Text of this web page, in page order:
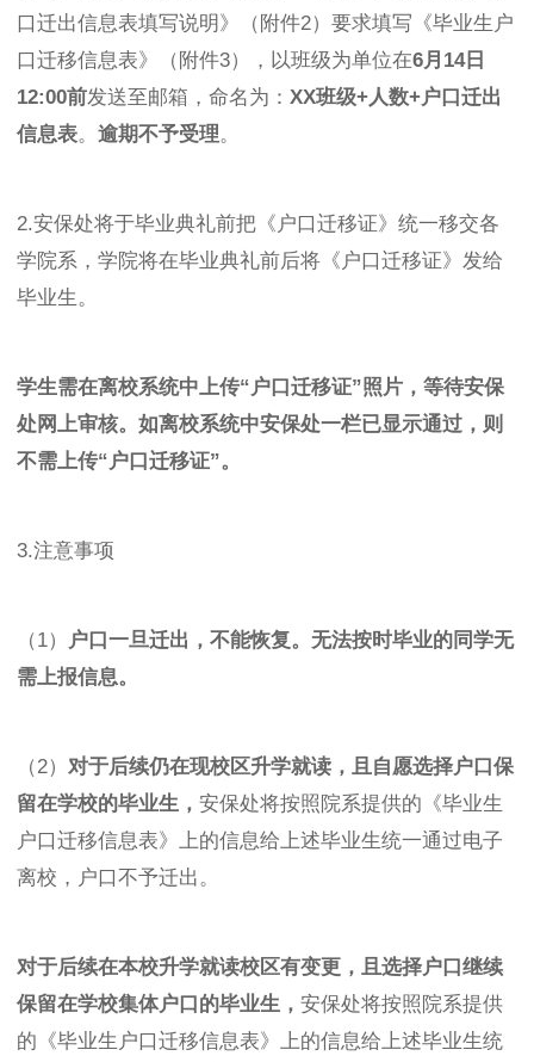
口迁出信息表填写说明》（附件2）要求填写《毕业生户
口迁移信息表》（附件3），以班级为单位在6月14日
12:00前发送至邮箱 ，命名为： XX班级+人数+户口迁出
信息表。 逾期不予受理。
2.安保处将于毕业典礼前把《户口迁移证》统一移交各
学院系，学院将在毕业典礼前后将《户口迁移证》发给
毕业生。
学生需在离校系统中上传“户口迁移证”照片，等待安保
处网上审核。如离校系统中安保处一栏已显示通过，则
不需上传“户口迁移证”。
3.注意事项
（1）
户口一旦迁出，不能恢复。无法按时毕业的同学无
需上报信息。
（2） 对于后续仍在现校区升学就读，且自愿选择户口保
留在学校的毕业生， 安保处将按照院系提供的《毕业生
户口迁移信息表》上的信息给上述毕业生统一通过电子
离校，户口不予迁出。
对于后续在本校升学就读校区有变更，且选择户口继续
保留在学校集体户口的毕业生， 安保处将按照院系提供
的《毕业生户口迁移信息表》上的信息给上述毕业生统